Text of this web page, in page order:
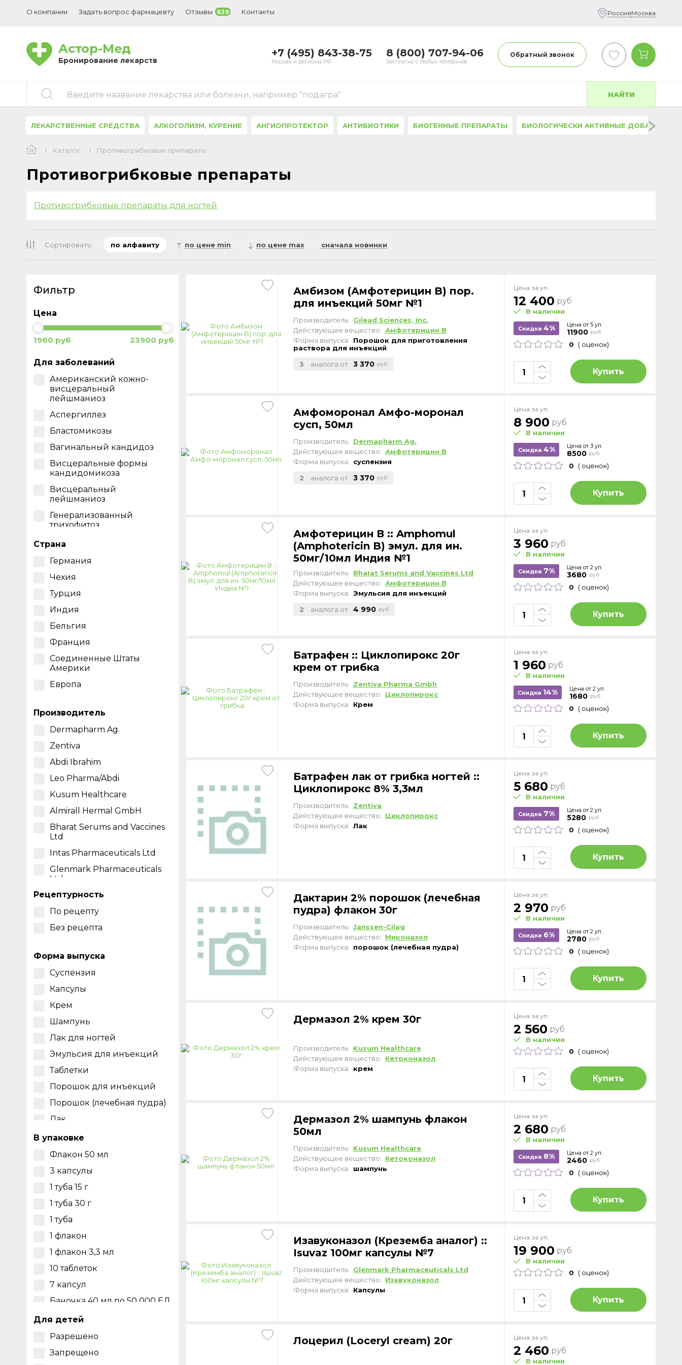
О компании Задать вопрос фармацевту Отзывы 639 Контакты РоссияМосква
Астор-Мед
Бронирование лекарств
+7 (495) 843-38-75
Москва и регионы РФ
8 (800) 707-94-06
Бесплатно с любых телефонов
Обратный звонок
Введите название лекарства или болезни, например "подагра" НАЙТИ
ЛЕКАРСТВЕННЫЕ СРЕДСТВА АЛКОГОЛИЗМ, КУРЕНИЕ АНГИОПРОТЕКТОР АНТИБИОТИКИ БИОГЕННЫЕ ПРЕПАРАТЫ БИОЛОГИЧЕСКИ АКТИВНЫЕ ДОБАВКИ
Каталог Противогрибковые препараты
Противогрибковые препараты
Противогрибковые препараты для ногтей
Сортировать: по алфавиту по цене min по цене max сначала новинки
Фильтр
Цена
1960 руб 23900 руб
Для заболеваний
Американский кожно-
висцеральный
лейшманиоз
Аспергиллез
Бластомикозы
Вагинальный кандидоз
Висцеральные формы
кандидомикоза
Висцеральный
лейшманиоз
Генерализованный
трихофитоз
Гиалогифомикоз
Гистоплазмоз
Глубокие органные микозы
Грибок
Грибок ногтевой пластины
Дерматомикоз
Диссеминированный
кандидоз
Диссеминированный
криптококкоз и
криптококковый менингит
диссеминированный
аспергиллез
Кандидоз
пищеварительного тракта
Кандидоз слизистой
Криптококковый менингит
Лейшманиоз
Микоз глаз
Микроспория у животных
Молочница
Мукоромикоз
разноцветный лишай кожи
головы
Отрубевидный лишай
Паракокцидиоидомикоз
Себорейная экзема кожи
головы
Себорейный дерматит
кожи головы
Североамериканский
Хроническая мицетома
Эпидермофития
Эритразма
Страна
Германия
Чехия
Турция
Индия
Бельгия
Франция
Соединенные Штаты
Америки
Европа
Производитель
Dermapharm Ag.
Zentiva
Abdi Ibrahim
Leo Pharma/Abdi
Kusum Healthcare
Almirall Hermal GmbH
Bharat Serums and Vaccines
Ltd
Intas Pharmaceuticals Ltd
Glenmark Pharmaceuticals
Ltd
Bristol-Myers Squibb BV
Janssen-Cilag
Galderma Laboratorium
Zentiva Pharma Gmbh
Sanofi
Gilead Sciences, Inc.
Johnson & Johnson
Рецептурность
По рецепту
Без рецепта
Форма выпуска
Суспензия
Капсулы
Крем
Шампунь
Лак для ногтей
Эмульсия для инъекций
Таблетки
Порошок для инъекций
Порошок (лечебная пудра)
Лак
Мазь
Порошок для
для инъекций
В упаковке
Флакон 50 мл
3 капсулы
1 туба 15 г
1 туба 30 г
1 туба
1 флакон
1 флакон 3,3 мл
10 таблеток
7 капсул
Баночка 40 мл по 50 000 ЕД
1 флакон порошок для
инъекций 50 мг
14 капсул по 100 мг
Для детей
Разрешено
Запрещено
Амбизом (Амфотерицин B) пор.
для инъекций 50мг №1
Производитель: Gilead Sciences, Inc.
Действующее вещество: Амфотерицин B
Форма выпуска: Порошок для приготовления
раствора для инъекций
3
аналога от 3 370 руб
Цена за уп.
12 400 руб
В наличии
Скидка 4% Цена от 5 уп.
11900 руб
0 ( оценок)
Купить
Амфоморонал Амфо-моронал
сусп, 50мл
Производитель: Dermapharm Ag.
Действующее вещество: Амфотерицин В
Форма выпуска: суспензия
2
аналога от 3 370 руб
Цена за уп.
8 900 руб
В наличии
Скидка 4% Цена от 3 уп.
8500 руб
0 ( оценок)
Купить
Амфотерицин В :: Amphomul
(Amphotericin B) эмул. для ин.
50мг/10мл Индия №1
Производитель: Bharat Serums and Vaccines Ltd
Действующее вещество: Амфотерицин В
Форма выпуска: Эмульсия для инъекций
2
аналога от 4 990 руб
Цена за уп.
3 960 руб
В наличии
Скидка 7% Цена от 2 уп.
3680 руб
0 ( оценок)
Купить
Батрафен :: Циклопирокс 20г
крем от грибка
Производитель: Zentiva Pharma Gmbh
Действующее вещество: Циклопирокс
Форма выпуска: Крем
Цена за уп.
1 960 руб
В наличии
Скидка 14% Цена от 2 уп.
1680 руб
0 ( оценок)
Купить
Батрафен лак от грибка ногтей ::
Циклопирокс 8% 3,3мл
Производитель: Zentiva
Действующее вещество: Циклопирокс
Форма выпуска: Лак
Цена за уп.
5 680 руб
В наличии
Скидка 7% Цена от 2 уп.
5280 руб
0 ( оценок)
Купить
Дактарин 2% порошок (лечебная
пудра) флакон 30г
Производитель: Janssen-Cilag
Действующее вещество: Миконазол
Форма выпуска: порошок (лечебная пудра)
Цена за уп.
2 970 руб
В наличии
Скидка 6% Цена от 2 уп.
2780 руб
0 ( оценок)
Купить
Дермазол 2% крем 30г
Производитель: Kusum Healthcare
Действующее вещество: Кетоконазол
Форма выпуска: крем
Цена за уп.
2 560 руб
В наличии
0
( оценок)
Купить
Дермазол 2% шампунь флакон
50мл
Производитель: Kusum Healthcare
Действующее вещество: Кетоконазол
Форма выпуска: шампунь
Цена за уп.
2 680 руб
В наличии
Скидка 8% Цена от 2 уп.
2460 руб
0 ( оценок)
Купить
Изавуконазол (Креземба аналог) ::
Isuvaz 100мг капсулы №7
Производитель: Glenmark Pharmaceuticals Ltd
Действующее вещество: Изавуконазол
Форма выпуска: Капсулы
Цена за уп.
19 900 руб
В наличии
0
( оценок)
Купить
Лоцерил (Loceryl cream) 20г Цена за уп.
2 460 руб
В наличии